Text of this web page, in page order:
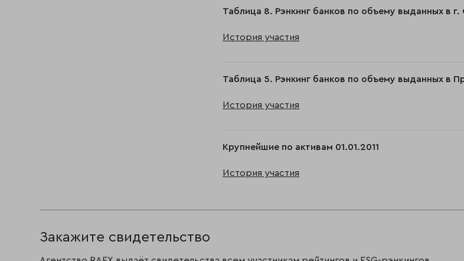
Таблица 8. Рэнкинг банков по объему выданных в
История участия
Таблица 5. Рэнкинг банков по объему выданных в
История участия
Крупнейшие по активам 01.01.2011
История участия
Закажите свидетельство